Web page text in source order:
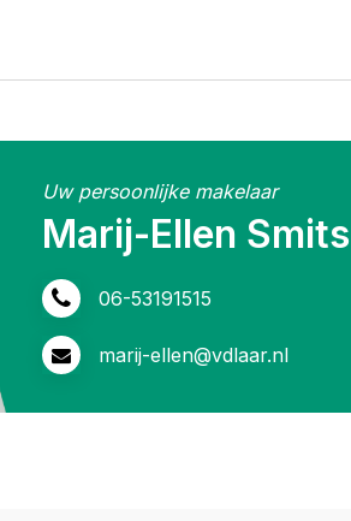
Uw persoonlijke makelaar
Inge Wijngaarden
0413-472118
inge@vdlaar.nl